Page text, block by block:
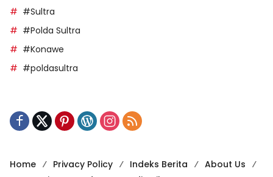
#Sultra
#Polda Sultra
#Konawe
#poldasultra
Home Privacy Policy Indeks Berita
About Us